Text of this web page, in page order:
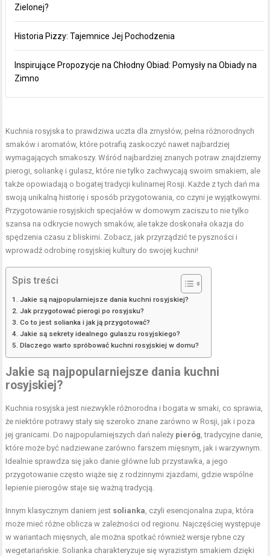
Zielonej?
Historia Pizzy: Tajemnice Jej Pochodzenia
Inspirujące Propozycje na Chłodny Obiad: Pomysły na Obiady na
Zimno
Kuchnia rosyjska to prawdziwa uczta dla zmysłów, pełna różnorodnych
smaków i aromatów, które potrafią zaskoczyć nawet najbardziej
wymagających smakoszy. Wśród najbardziej znanych potraw znajdziemy
pierogi, soliankę i gulasz, które nie tylko zachwycają swoim smakiem, ale
także opowiadają o bogatej tradycji kulinarnej Rosji. Każde z tych dań ma
swoją unikalną historię i sposób przygotowania, co czyni je wyjątkowymi.
Przygotowanie rosyjskich specjałów w domowym zaciszu to nie tylko
szansa na odkrycie nowych smaków, ale także doskonała okazja do
spędzenia czasu z bliskimi. Zobacz, jak przyrządzić te pyszności i
wprowadź odrobinę rosyjskiej kultury do swojej kuchni!
Spis treści
Jakie są najpopularniejsze dania kuchni rosyjskiej?
Jak przygotować pierogi po rosyjsku?
Co to jest solianka i jak ją przygotować?
Jakie są sekrety idealnego gulaszu rosyjskiego?
Dlaczego warto spróbować kuchni rosyjskiej w domu?
Jakie są najpopularniejsze dania kuchni
rosyjskiej?
Kuchnia rosyjska jest niezwykle różnorodna i bogata w smaki, co sprawia,
że niektóre potrawy stały się szeroko znane zarówno w Rosji, jak i poza
jej granicami. Do najpopularniejszych dań należy pieróg, tradycyjne danie,
które może być nadziewane zarówno farszem mięsnym, jak i warzywnym.
Idealnie sprawdza się jako danie główne lub przystawka, a jego
przygotowanie często wiąże się z rodzinnymi zjazdami, gdzie wspólne
lepienie pierogów staje się ważną tradycją.
Innym klasycznym daniem jest solianka, czyli esencjonalna zupa, która
może mieć różne oblicza w zależności od regionu. Najczęściej występuje
w wariantach mięsnych, ale można spotkać również wersje rybne czy
wegetariańskie. Solianka charakteryzuje się wyrazistym smakiem dzięki